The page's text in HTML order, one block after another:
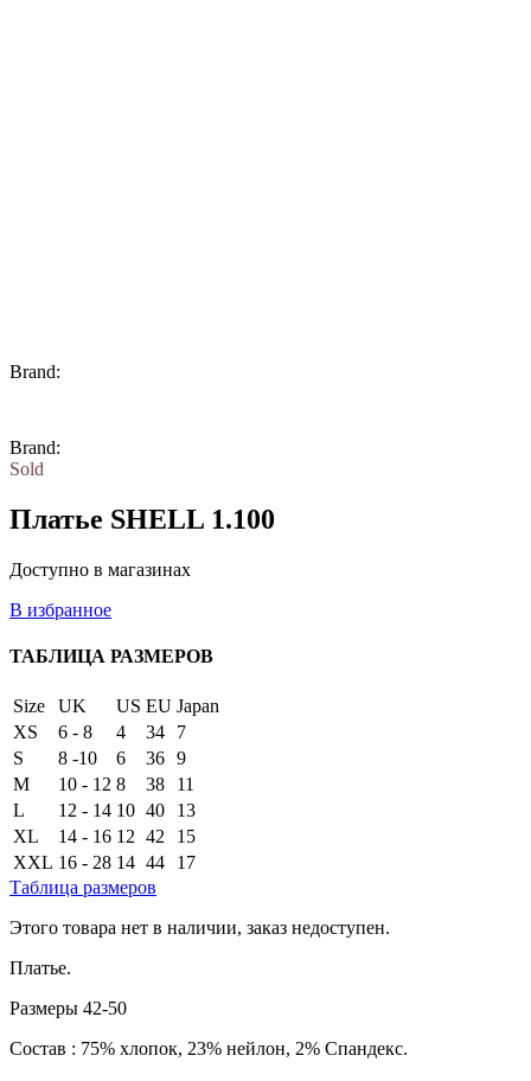
Brand:
Brand:
Sold
Платье SHELL 1.100
Доступно в магазинах
В избранное
ТАБЛИЦА РАЗМЕРОВ
Size UK US EU Japan
XS
6 - 8 4 34
7
S
8 -10 6 36 9
M
10 - 12 8 38
11
L
12 - 14 10 40
13
XL
14 - 16 12 42
15
XXL 16 - 28 14 44
17
Таблица размеров
Этого товара нет в наличии, заказ недоступен.
Платье.
Размеры 42-50
Состав : 75% хлопок, 23% нейлон, 2% Спандекс.